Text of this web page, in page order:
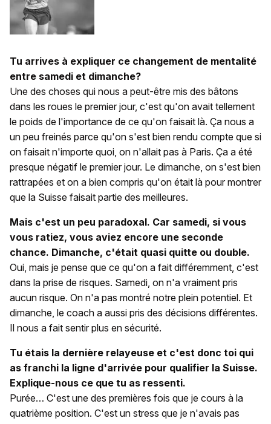
Tu arrives à expliquer ce changement de mentalité
entre samedi et dimanche?
Une des choses qui nous a peut-être mis des bâtons
dans les roues le premier jour, c'est qu'on avait tellement
le poids de l'importance de ce qu'on faisait là. Ça nous a
un peu freinés parce qu'on s'est bien rendu compte que si
on faisait n'importe quoi, on n'allait pas à Paris. Ça a été
presque négatif le premier jour. Le dimanche, on s'est bien
rattrapées et on a bien compris qu'on était là pour montrer
que la Suisse faisait partie des meilleures.
Mais c'est un peu paradoxal. Car samedi, si vous
vous ratiez, vous aviez encore une seconde
chance. Dimanche, c'était quasi quitte ou double.
Oui, mais je pense que ce qu'on a fait différemment, c'est
dans la prise de risques. Samedi, on n'a vraiment pris
aucun risque. On n'a pas montré notre plein potentiel. Et
dimanche, le coach a aussi pris des décisions différentes.
Il nous a fait sentir plus en sécurité.
Tu étais la dernière relayeuse et c'est donc toi qui
as franchi la ligne d'arrivée pour qualifier la Suisse.
Explique-nous ce que tu as ressenti.
Purée… C'est une des premières fois que je cours à la
quatrième position. C'est un stress que je n'avais pas